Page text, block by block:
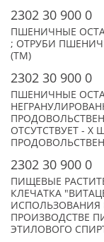
2302 30 900 0
ПШЕНИЧНЫЕ
; ОТРУБИ
(TM)
2302 30 900 0
ПШЕНИЧНЫЕ
ОТСУТСТВУЕТ -
2302 30 900 0
ПИЩЕВЫЕ
КЛЕЧАТКА
ПРОИЗВОДСТВЕ
ЭТИЛОВОГО